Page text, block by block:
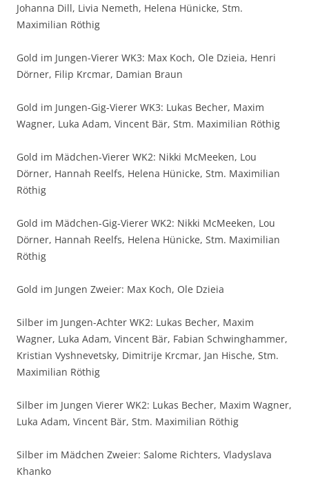
Johanna Dill, Livia Nemeth, Helena Hünicke, Stm.
Maximilian Röthig
Gold im Jungen-Vierer WK3: Max Koch, Ole Dzieia, Henri
Dörner, Filip Krcmar, Damian Braun
Gold im Jungen-Gig-Vierer WK3: Lukas Becher, Maxim
Wagner, Luka Adam, Vincent Bär, Stm. Maximilian Röthig
Gold im Mädchen-Vierer WK2: Nikki McMeeken, Lou
Dörner, Hannah Reelfs, Helena Hünicke, Stm. Maximilian
Röthig
Gold im Mädchen-Gig-Vierer WK2: Nikki McMeeken, Lou
Dörner, Hannah Reelfs, Helena Hünicke, Stm. Maximilian
Röthig
Gold im Jungen Zweier: Max Koch, Ole Dzieia
Silber im Jungen-Achter WK2: Lukas Becher, Maxim
Wagner, Luka Adam, Vincent Bär, Fabian Schwinghammer,
Kristian Vyshnevetsky, Dimitrije Krcmar, Jan Hische, Stm.
Maximilian Röthig
Silber im Jungen Vierer WK2: Lukas Becher, Maxim Wagner,
Luka Adam, Vincent Bär, Stm. Maximilian Röthig
Silber im Mädchen Zweier: Salome Richters, Vladyslava
Khanko